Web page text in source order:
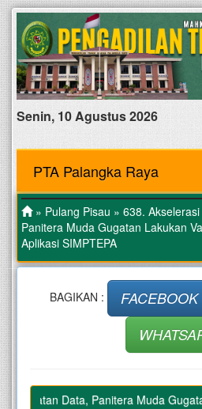
Senin, 10 Agustus 2026
PTA Palangka Raya
» Pulang Pisau » 638.
Panitera Muda Gugatan Lakukan
Aplikasi SIMPTEPA
BAGIKAN : FACEBOOK
Data, Panitera Muda